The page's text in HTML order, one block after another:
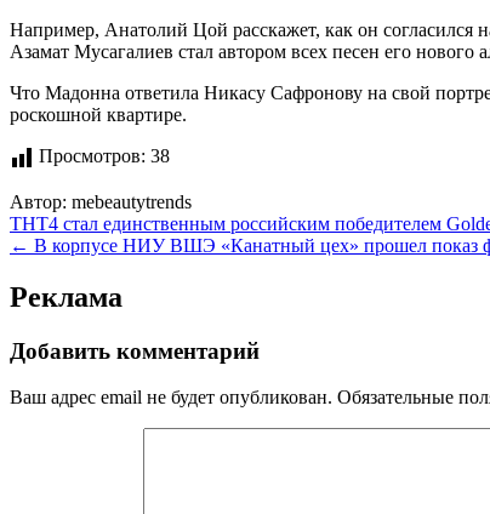
Например, Анатолий Цой расскажет, как он согласился
Азамат Мусагалиев стал автором всех песен его нового
Что Мадонна ответила Никасу Сафронову на свой
роскошной квартире.
Просмотров: 38
Автор: mebeautytrends
Навигация
по
записям
ТНТ4 стал единственным российским победителем
← В корпусе НИУ ВШЭ «Канатный цех» прошел показ
Реклама
Добавить комментарий
Ваш адрес email не будет опубликован. Обязательные